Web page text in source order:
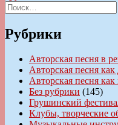
Искать:
Рубрики
Авторская песня в
Авторская песня
Авторская песня как
Без рубрики (145)
Грушинский
Клубы, творческие